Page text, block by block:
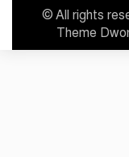
© All rights
Theme